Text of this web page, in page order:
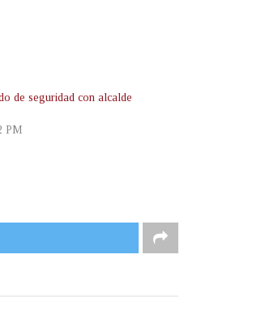
de seguridad con alcalde
PM